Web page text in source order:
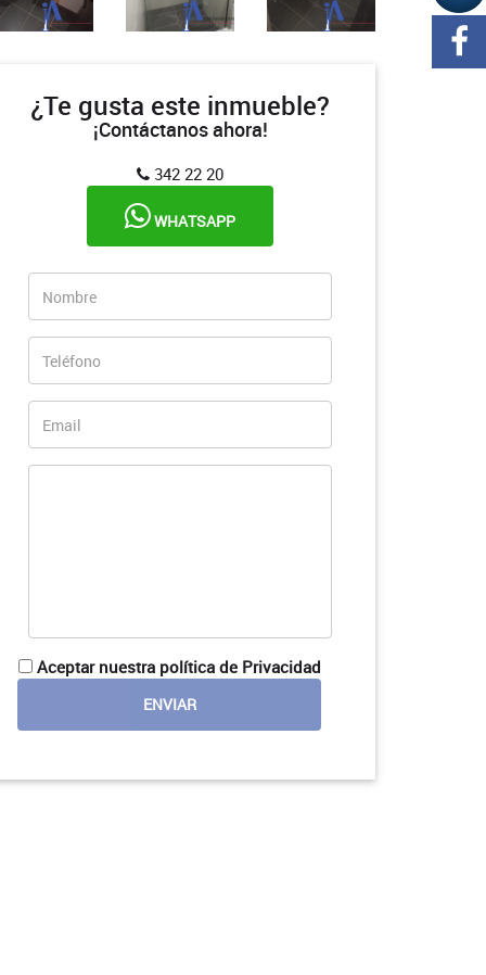
¿Te gusta este inmueble?
¡Contáctanos ahora!
342 22 20
WHATSAPP
Aceptar nuestra política de Privacidad